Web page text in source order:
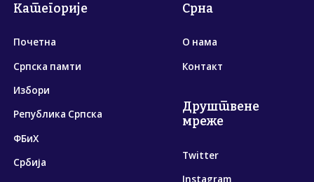
Категорије
Почетна
Српска памти
Избори
Република Српска
ФБиХ
Србија
Срна
О нама
Контакт
Друштвене
мреже
Twitter
Instagram